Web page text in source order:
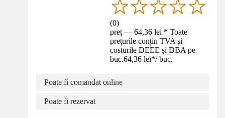
(0)
preț — 64,36 lei * Toate
prețurile conțin TVA și
costurile DEEE și DBA pe
buc.64,36 lei*/ buc.
Poate fi comandat online
Poate fi rezervat